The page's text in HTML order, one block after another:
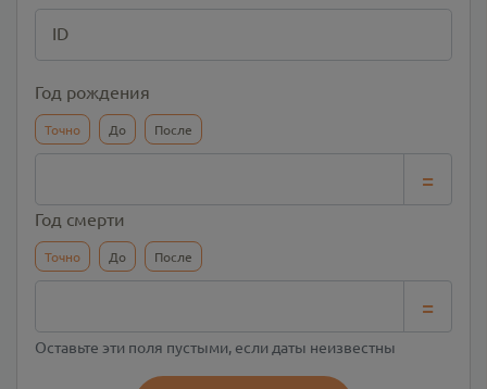
ID
Год рождения
Точно До После
=
Год смерти
Точно До После
=
Оставьте эти поля пустыми, если даты неизвестны